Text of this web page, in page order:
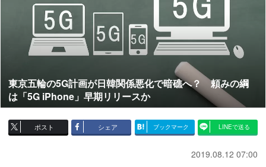
東京五輪の5G計画が日韓関係悪化で暗礁へ？ 頼みの綱
は「5G iPhone」早期リリースか
ポスト シェア ブックマーク LINEで送る
2019.08.12 07:00